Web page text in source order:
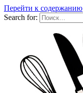
Перейти к содержанию
Search for: